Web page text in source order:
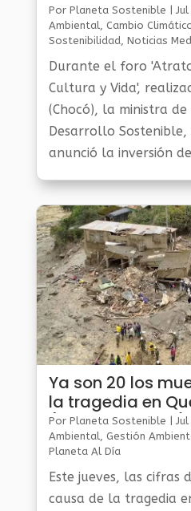
Por Planeta Sostenible
Ambiental Cambio
Sostenibilidad
Noticias
Durante el foro
Cultura y Vida',
(Chocó), la ministra
Desarrollo Sostenible,
anunció la inversión
del...
Ya son 20 los
la tragedia en
(Cundinamarca)
Por Planeta Sostenible
Ambiental Gestión
Planeta Al Día
Este jueves, las cifras
causa de la tragedia